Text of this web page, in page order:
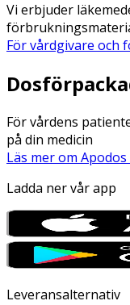
Vi erbjuder
För vårdgivare och
För vårdens
på din medicin
Läs mer om
Ladda ner vår app
Leveransalternativ